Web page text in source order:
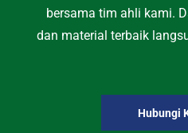
bersama tim ahli kami.
dan material terbaik
Hubungi